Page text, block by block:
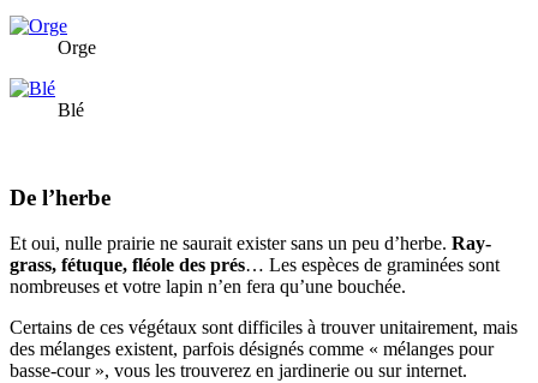
Orge
Blé
De l’herbe
Et oui, nulle prairie ne saurait exister sans un peu d’herbe. Ray-
grass, fétuque, fléole des prés… Les espèces de graminées sont
nombreuses et votre lapin n’en fera qu’une bouchée.
Certains de ces végétaux sont difficiles à trouver unitairement, mais
des mélanges existent, parfois désignés comme « mélanges pour
basse-cour », vous les trouverez en jardinerie ou sur internet.